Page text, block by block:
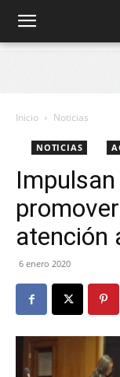
Agenda
Jardín
Inicio Noticias
NOTICIAS
atención
6 enero 2020